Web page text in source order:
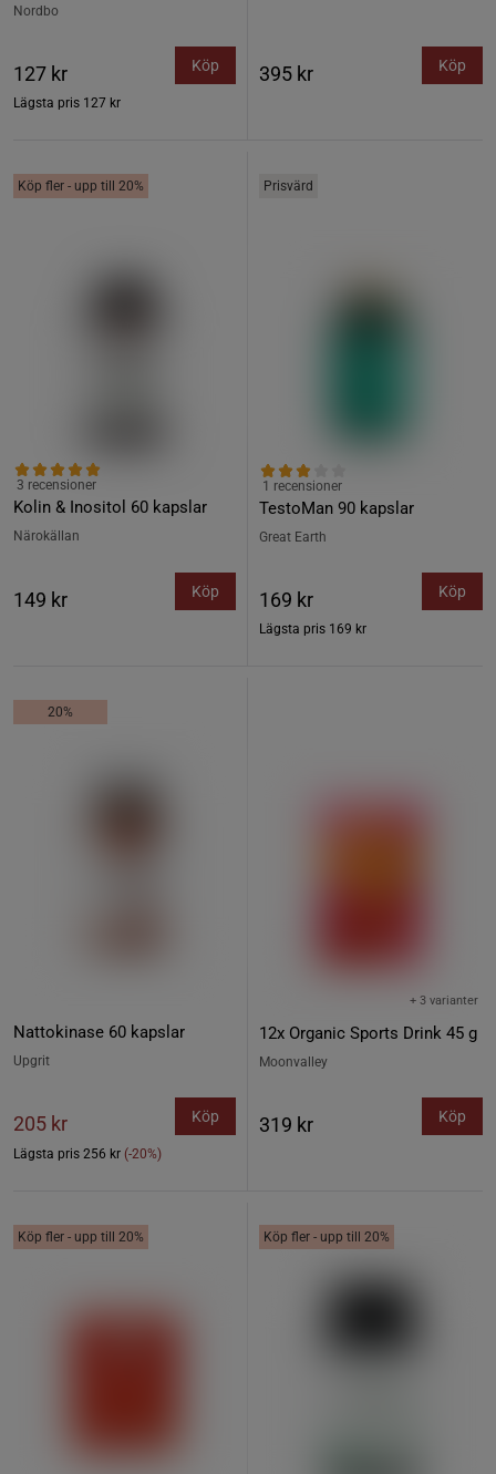
Nordbo
127 kr
Lägsta pris 127 kr
Köp 395 kr Köp
Köp fler - upp till 20%
Kolin & Inositol 60 kapslar
3 recensioner
Närokällan
149 kr Köp
Prisvärd
TestoMan 90 kapslar
1 recensioner
Great Earth
169 kr
Lägsta pris 169 kr
Köp
20%
Nattokinase 60 kapslar
Upgrit
205 kr
Lägsta pris 256 kr (-20%)
Köp
12x Organic Sports Drink 45 g
+ 3 varianter
Moonvalley
319 kr Köp
Köp fler - upp till 20% Köp fler - upp till 20%